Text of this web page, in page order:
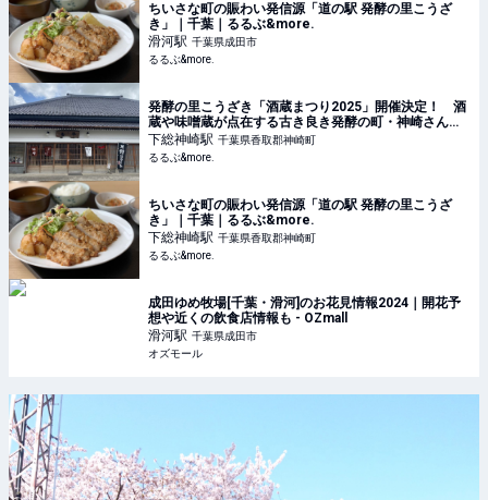
ちいさな町の賑わい発信源「道の駅 発酵の里こうざ
き」｜千葉｜るるぶ&more.
滑河駅 千葉県成田市
るるぶ&more.
発酵の里こうざき「酒蔵まつり2025」開催決定！ 酒
蔵や味噌蔵が点在する古き良き発酵の町・神崎さんぽ
｜千葉｜るるぶ&more.
下総神崎駅 千葉県香取郡神崎町
るるぶ&more.
ちいさな町の賑わい発信源「道の駅 発酵の里こうざ
き」｜千葉｜るるぶ&more.
下総神崎駅 千葉県香取郡神崎町
るるぶ&more.
成田ゆめ牧場[千葉・滑河]のお花見情報2024｜開花予
想や近くの飲食店情報も - OZmall
滑河駅 千葉県成田市
オズモール